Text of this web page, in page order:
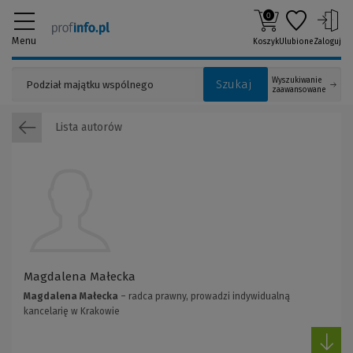
Menu
Szukaj
Wyszukiwanie
zaawansowane
0
KoszykUlubioneZaloguj
Magdalena Małecka
Magdalena Małecka – radca prawny, prowadzi indywidualną
kancelarię w Krakowie
Lista autorów